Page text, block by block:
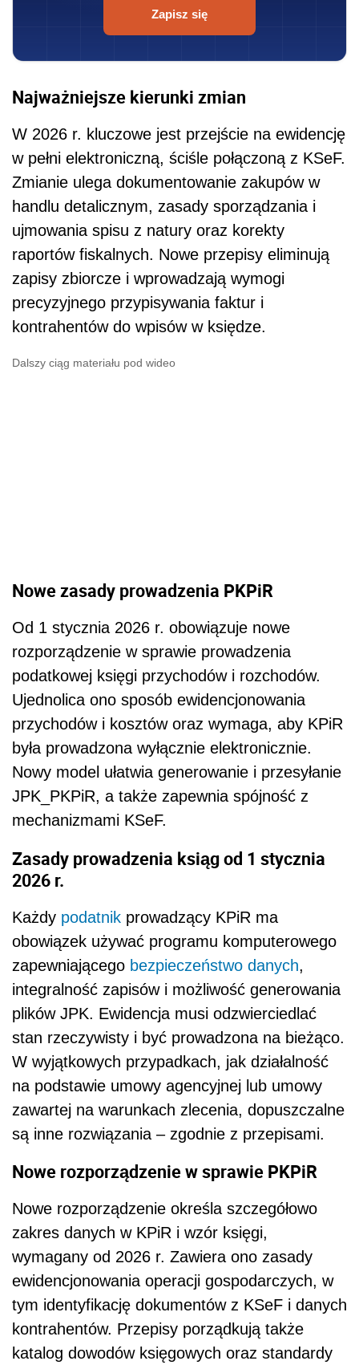
Zapisz się
Najważniejsze kierunki zmian
W 2026 r. kluczowe jest przejście na ewidencję
w pełni elektroniczną, ściśle połączoną z KSeF.
Zmianie ulega dokumentowanie zakupów w
handlu detalicznym, zasady sporządzania i
ujmowania spisu z natury oraz korekty
raportów fiskalnych. Nowe przepisy eliminują
zapisy zbiorcze i wprowadzają wymogi
precyzyjnego przypisywania faktur i
kontrahentów do wpisów w księdze.
Dalszy ciąg materiału pod wideo
Nowe zasady prowadzenia PKPiR
Od 1 stycznia 2026 r. obowiązuje nowe
rozporządzenie w sprawie prowadzenia
podatkowej księgi przychodów i rozchodów.
Ujednolica ono sposób ewidencjonowania
przychodów i kosztów oraz wymaga, aby KPiR
była prowadzona wyłącznie elektronicznie.
Nowy model ułatwia generowanie i przesyłanie
JPK_PKPiR, a także zapewnia spójność z
mechanizmami KSeF.
Zasady prowadzenia ksiąg od 1 stycznia
2026 r.
Każdy podatnik prowadzący KPiR ma
obowiązek używać programu komputerowego
zapewniającego bezpieczeństwo danych,
integralność zapisów i możliwość generowania
plików JPK. Ewidencja musi odzwierciedlać
stan rzeczywisty i być prowadzona na bieżąco.
W wyjątkowych przypadkach, jak działalność
na podstawie umowy agencyjnej lub umowy
zawartej na warunkach zlecenia, dopuszczalne
są inne rozwiązania – zgodnie z przepisami.
Nowe rozporządzenie w sprawie PKPiR
Nowe rozporządzenie określa szczegółowo
zakres danych w KPiR i wzór księgi,
wymagany od 2026 r. Zawiera ono zasady
ewidencjonowania operacji gospodarczych, w
tym identyfikację dokumentów z KSeF i danych
kontrahentów. Przepisy porządkują także
katalog dowodów księgowych oraz standardy